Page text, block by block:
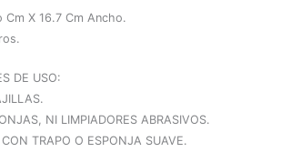
Cm X 16.7 Cm Ancho.
DE USO:
NI LIMPIADORES ABRASIVOS.
CON TRAPO O ESPONJA SUAVE.